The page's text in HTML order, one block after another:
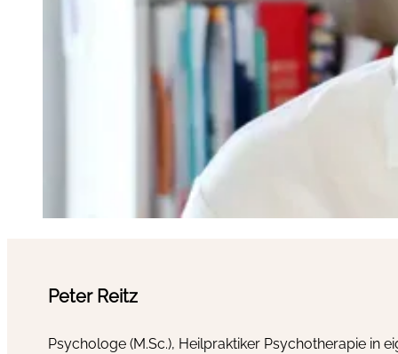
Peter Reitz
Psychologe (M.Sc.), Heilpraktiker Psychotherapie in